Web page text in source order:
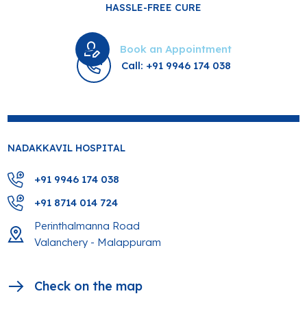
HASSLE-FREE CURE
Book an Appointment
Call: +91 9946 174 038
NADAKKAVIL HOSPITAL
+91 9946 174 038
+91 8714 014 724
Perinthalmanna Road
Valanchery - Malappuram
Check on the map